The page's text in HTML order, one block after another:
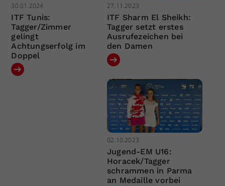
30.01.2024
ITF Tunis:
Tagger/Zimmer
gelingt
Achtungserfolg im
Doppel
27.11.2023
ITF Sharm El Sheikh:
Tagger setzt erstes
Ausrufezeichen bei
den Damen
02.10.2023
Jugend-EM U16:
Horacek/Tagger
schrammen in Parma
an Medaille vorbei